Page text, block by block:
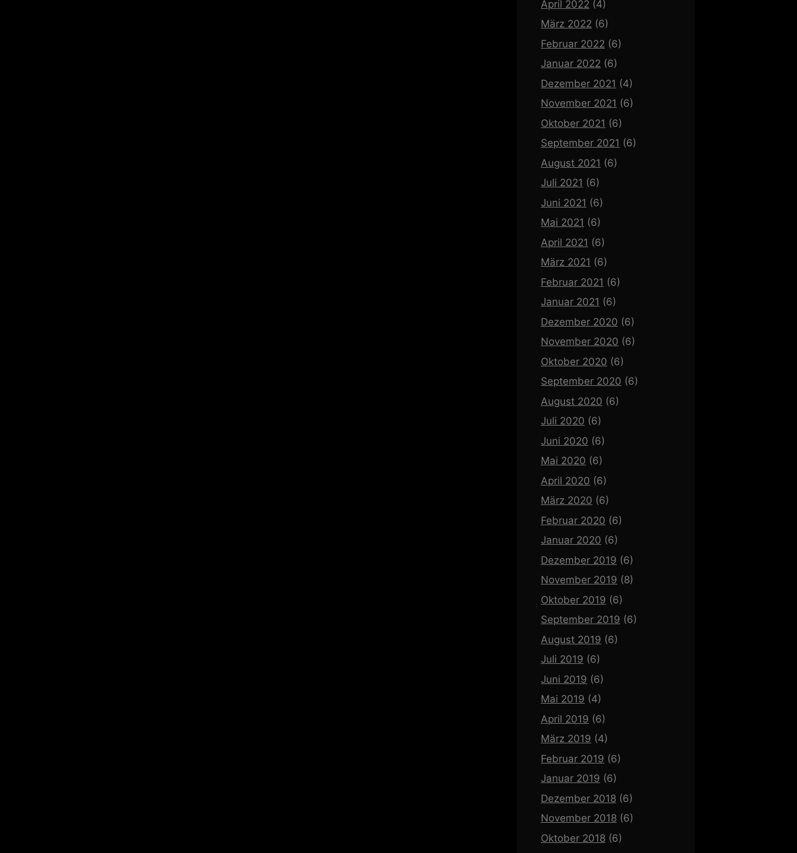
April 2022 (4)
März 2022 (6)
Februar 2022 (6)
Januar 2022 (6)
Dezember 2021 (4)
November 2021 (6)
Oktober 2021 (6)
September 2021 (6)
August 2021 (6)
Juli 2021 (6)
Juni 2021 (6)
Mai 2021 (6)
April 2021 (6)
März 2021 (6)
Februar 2021 (6)
Januar 2021 (6)
Dezember 2020 (6)
November 2020 (6)
Oktober 2020 (6)
September 2020 (6)
August 2020 (6)
Juli 2020 (6)
Juni 2020 (6)
Mai 2020 (6)
April 2020 (6)
März 2020 (6)
Februar 2020 (6)
Januar 2020 (6)
Dezember 2019 (6)
November 2019 (8)
Oktober 2019 (6)
September 2019 (6)
August 2019 (6)
Juli 2019 (6)
Juni 2019 (6)
Mai 2019 (4)
April 2019 (6)
März 2019 (4)
Februar 2019 (6)
Januar 2019 (6)
Dezember 2018 (6)
November 2018 (6)
Oktober 2018 (6)